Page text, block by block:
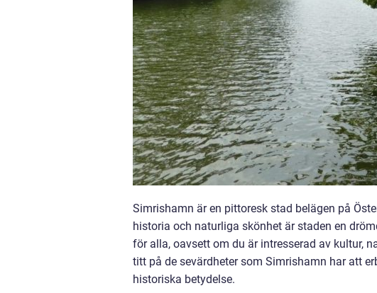
Simrishamn är en pittoresk stad belägen på
historia och naturliga skönhet är staden en
för alla, oavsett om du är intresserad av kultur,
titt på de sevärdheter som Simrishamn har att
historiska betydelse.